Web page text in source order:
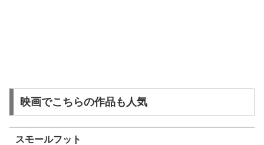
映画でこちらの作品も人気
スモールフット